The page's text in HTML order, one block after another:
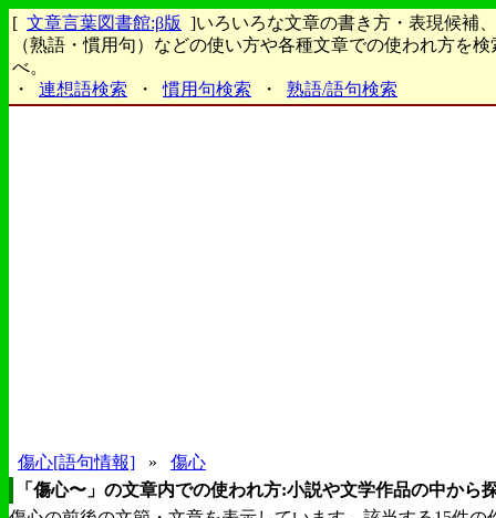
[ 文章言葉図書館:β版 ]いろいろな文章の書き方・表現候補
（熟語・慣用句）などの使い方や各種文章での使われ方を検
べ。
・
連想語検索 ・ 慣用句検索 ・ 熟語/語句検索
傷心[語句情報] »
傷心
「傷心〜」の文章内での使われ方:小説や文学作品の中から